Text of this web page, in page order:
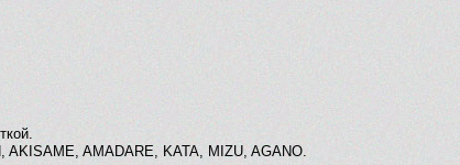
AMADARE, KATA, MIZU, AGANO.